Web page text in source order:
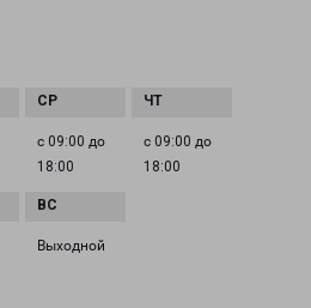
с 09:00 до
18:00
с 09:00 до
18:00
Выходной